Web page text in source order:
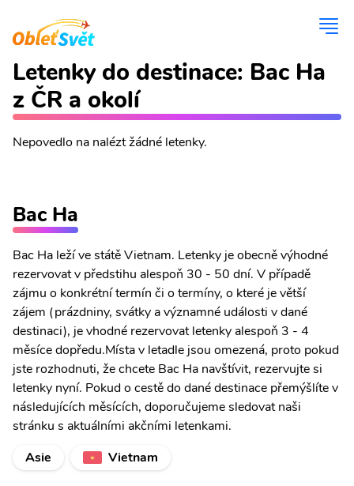
Letenky do destinace: Bac Ha
z ČR a okolí
Nepovedlo na nalézt žádné letenky.
Bac Ha
Bac Ha leží ve státě Vietnam. Letenky je obecně výhodné
rezervovat v předstihu alespoň 30 - 50 dní. V případě
zájmu o konkrétní termín či o termíny, o které je větší
zájem (prázdniny, svátky a významné události v dané
destinaci), je vhodné rezervovat letenky alespoň 3 - 4
měsíce dopředu.Místa v letadle jsou omezená, proto pokud
jste rozhodnuti, že chcete Bac Ha navštívit, rezervujte si
letenky nyní. Pokud o cestě do dané destinace přemýšlíte v
následujících měsících, doporučujeme sledovat naši
stránku s aktuálními akčními letenkami.
Asie
Vietnam